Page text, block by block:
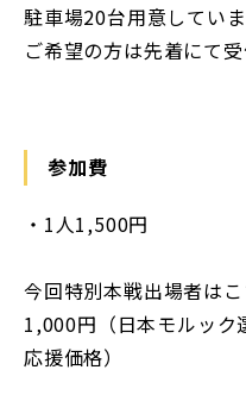
駐車場20台用意していま
ご希望の方は先着にて
参加費
・1人1,500円
今回特別本戦出場者は
1,000円（日本モルッ
応援価格）